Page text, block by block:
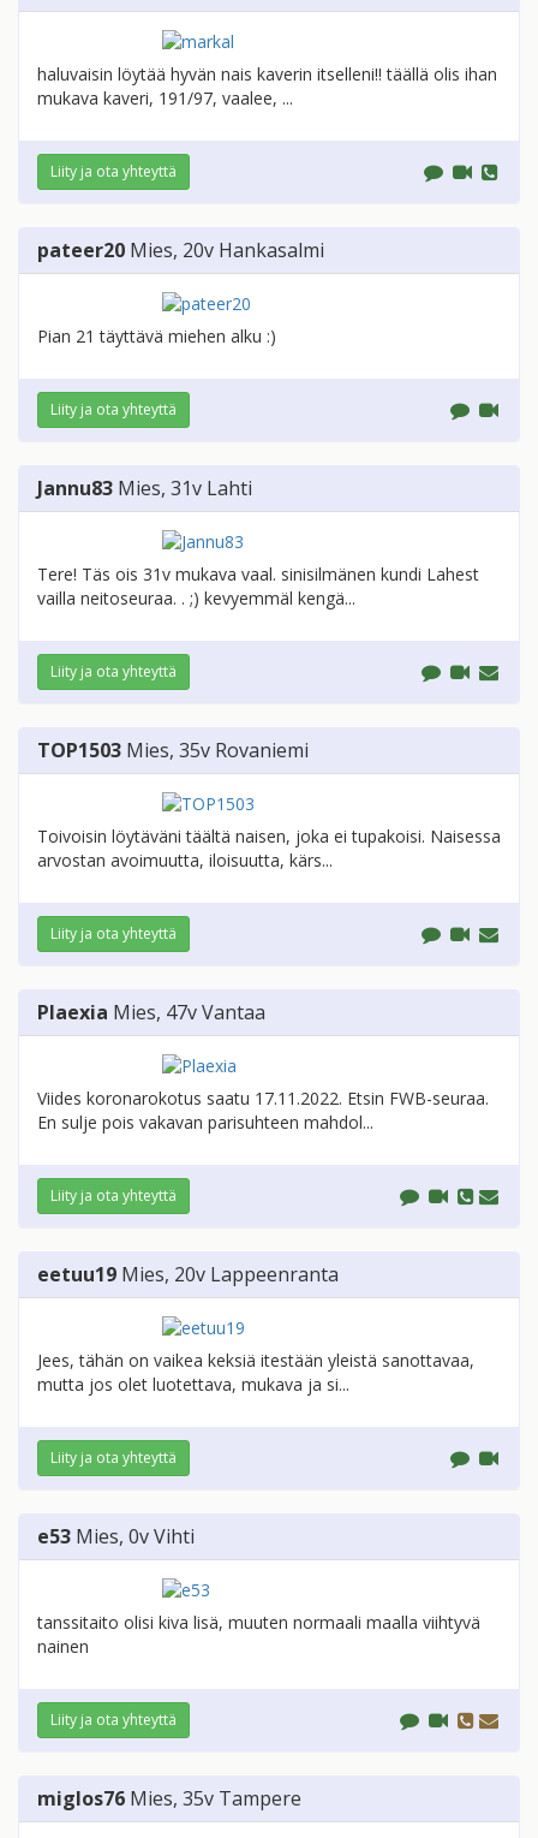
haluvaisin löytää hyvän nais kaverin itselleni!! täällä olis ihan
mukava kaveri, 191/97, vaalee, ...
Liity ja ota yhteyttä
pateer20 Mies, 20v Hankasalmi
Pian 21 täyttävä miehen alku :)
Liity ja ota yhteyttä
Jannu83 Mies, 31v Lahti
Tere! Täs ois 31v mukava vaal. sinisilmänen kundi Lahest
vailla neitoseuraa. . ;) kevyemmäl kengä...
Liity ja ota yhteyttä
TOP1503 Mies, 35v Rovaniemi
Toivoisin löytäväni täältä naisen, joka ei tupakoisi. Naisessa
arvostan avoimuutta, iloisuutta, kärs...
Liity ja ota yhteyttä
Plaexia Mies, 47vVantaa
Viides koronarokotus saatu 17.11.2022. Etsin FWB-seuraa.
En sulje pois vakavan parisuhteen mahdol...
Liity ja ota yhteyttä
eetuu19 Mies, 20v Lappeenranta
Jees, tähän on vaikea keksiä itestään yleistä sanottavaa,
mutta jos olet luotettava, mukava ja si...
Liity ja ota yhteyttä
e53 Mies, 0vVihti
tanssitaito olisi kiva lisä, muuten normaali maalla viihtyvä
nainen
Liity ja ota yhteyttä
miglos76 Mies, 35v Tampere